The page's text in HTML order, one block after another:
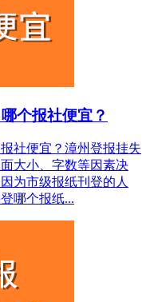
个报社便宜？
社便宜？漳州登报挂失
大小、字数等因素决
为市级报纸刊登的人
哪个报纸...